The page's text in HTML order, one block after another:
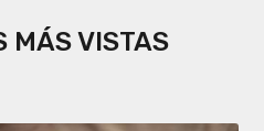
MÁS VISTAS